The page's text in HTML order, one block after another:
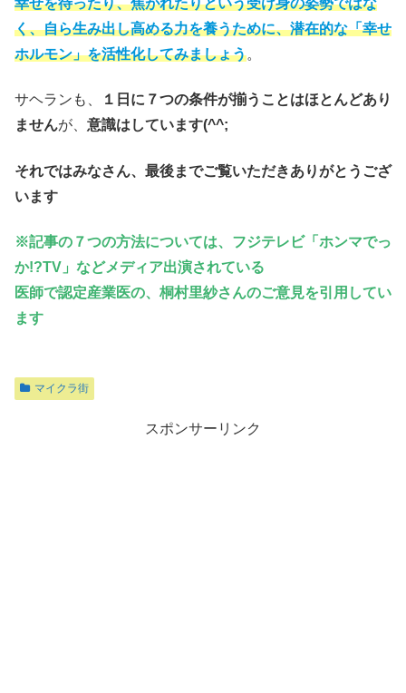
幸せを待ったり、焦がれたりという受け身の姿勢ではな
く、自ら生み出し高める力を養うために、潜在的な「幸せ
ホルモン」を活性化してみましょう。
サヘランも、
１日に７つの条件が揃うことはほとんどあり
ませんが、 意識はしています(^^;
それではみなさん、最後までご覧いただきありがとうござ
います
※記事の７つの方法については、フジテレビ「ホンマでっ
か!?TV」などメディア出演されている
医師で認定産業医の、桐村里紗さんのご意見を引用してい
ます
マイクラ街
スポンサーリンク